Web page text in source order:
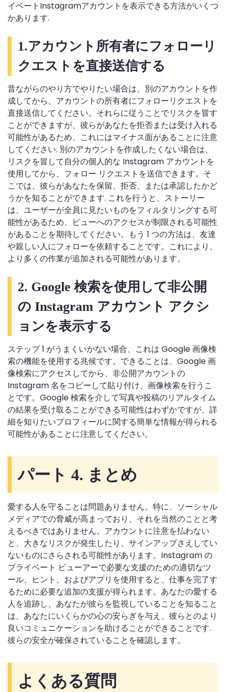
イベートInstagramアカウントを表示できる方法がいくつ
かあります.
1.アカウント所有者にフォローリ
クエストを直接送信する
昔ながらのやり方でやりたい場合は、別のアカウントを作
成してから、アカウントの所有者にフォローリクエストを
直接送信してください。それらに従うことでリスクを冒す
ことができますが、彼らがあなたを拒否または受け入れる
可能性があるため、これにはマイナス面があることに注意
してください. 別のアカウントを作成したくない場合は、
リスクを冒して自分の個人的な Instagram アカウントを
使用してから、フォロー リクエストを送信できます。そ
こでは、彼らがあなたを保留、拒否、または承認したかど
うかを知ることができます. これを行うと、ストーリー
は、ユーザーが全員に見たいものをフィルタリングする可
能性があるため、ビューへのアクセスが制限される可能性
があることを期待してください。もう 1 つの方法は、友達
や親しい人にフォローを依頼することです。これにより、
より多くの作業が追加される可能性があります。
2. Google 検索を使用して非公開
の Instagram アカウント アクシ
ョンを表示する
ステップ 1 がうまくいかない場合、これは Google 画像検
索の機能を使用する兆候です。できることは、Google 画
像検索にアクセスしてから、非公開アカウントの
Instagram 名をコピーして貼り付け、画像検索を行うこ
とです。Google 検索を介して写真や投稿のリアルタイム
の結果を受け取ることができる可能性はわずかですが、詳
細を知りたいプロフィールに関する簡単な情報が得られる
可能性があることに注意してください。
パート 4. まとめ
愛する人を守ることは問題ありません。特に、ソーシャル
メディアでの脅威が高まっており、それを当然のことと考
えるべきではありません。アカウントに注意を払わない
と、大きなリスクが発生したり、サインアップさえしてい
ないものにさらされる可能性があります。Instagram の
プライベート ビューアーで必要な支援のための適切なツ
ール、ヒント、およびアプリを使用すると、仕事を完了す
るために必要な追加の支援が得られます。あなたの愛する
人を追跡し、あなたが彼らを監視していることを知ること
は、あなたにいくらかの心の安らぎを与え、彼らとのより
良いコミュニケーションを助けることができることです.
彼らの安全が確保されていることを確認します。
よくある質問